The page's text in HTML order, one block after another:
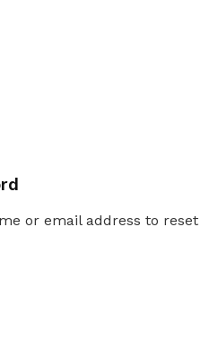
or email address to reset